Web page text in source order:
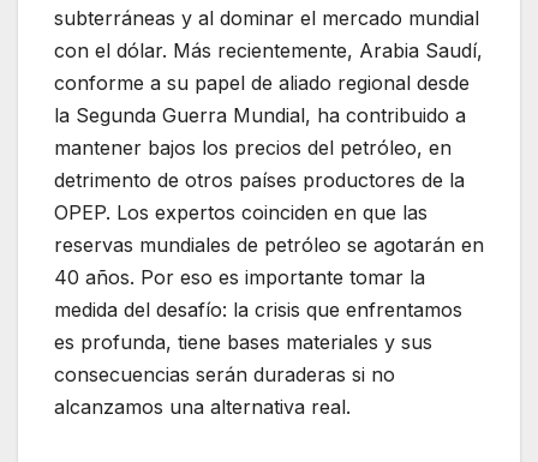
subterráneas y al dominar el mercado mundial
con el dólar. Más recientemente, Arabia Saudí,
conforme a su papel de aliado regional desde
la Segunda Guerra Mundial, ha contribuido a
mantener bajos los precios del petróleo, en
detrimento de otros países productores de la
OPEP. Los expertos coinciden en que las
reservas mundiales de petróleo se agotarán en
40 años. Por eso es importante tomar la
medida del desafío: la crisis que enfrentamos
es profunda, tiene bases materiales y sus
consecuencias serán duraderas si no
alcanzamos una alternativa real.